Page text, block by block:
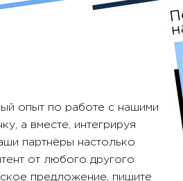
опыт по работе с нашими
а вместе, интегрируя
партнёры настолько
от любого другого
предложение, пишите